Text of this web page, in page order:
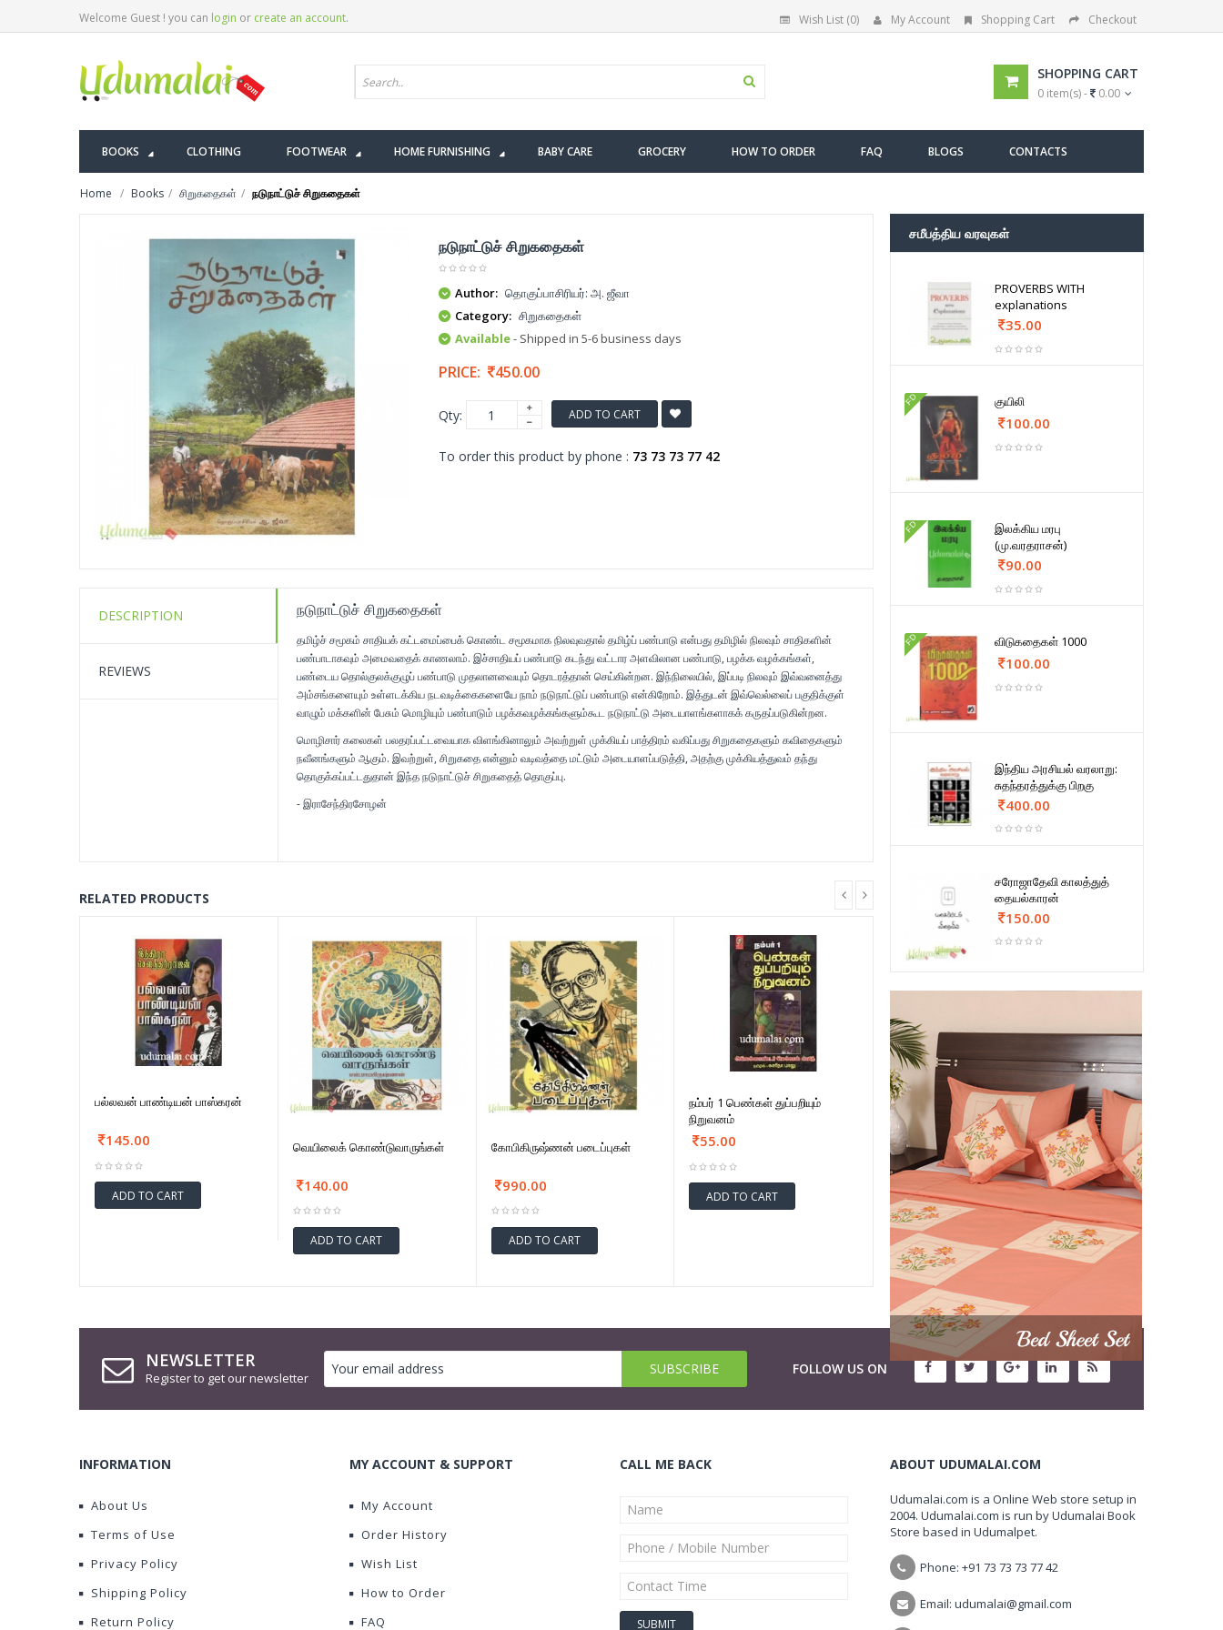
Welcome Guest ! you can login or create an account. Wish List (0) My Account Shopping Cart Checkout
SHOPPING CART
0 item(s) - 0.00
BOOKS CLOTHING FOOTWEAR HOME FURNISHING BABY CARE GROCERY HOW TO ORDER FAQ BLOGS CONTACTS
Home Books சிறுகதைகள் நடுநாட்டுச் சிறுகதைகள்
நடுநாட்டுச் சிறுகதைகள்
Author: தொகுப்பாசிரியர்: அ. ஜீவா
Category: சிறுகதைகள்
Available- Shipped in 5-6 business days
PRICE: 450.00
Qty: ADD TO CART
To order this product by phone : 73 73 73 77 42
DESCRIPTION
REVIEWS
நடுநாட்டுச் சிறுகதைகள்
தமிழ்ச் சமூகம் சாதியக் கட்டமைப்பைக் கொண்ட சமூகமாக நிலவுவதால் தமிழ்ப் பண்பாடு என்பது தமிழில் நிலவும் சாதிகளின்
பண்பாடாகவும் அமைவதைக் காணலாம். இச்சாதியப் பண்பாடு கடந்து வட்டார அளவிலான பண்பாடு, பழக்க வழக்கங்கள்,
பண்டைய தொல்குலக்குழுப் பண்பாடு முதலானவையும் தொடரத்தான் செய்கின்றன. இந்நிலையில், இப்படி நிலவும் இவ்வனைத்து
அம்சங்களையும் உள்ளடக்கிய நடவடிக்கைகளையே நாம் நடுநாட்டுப் பண்பாடு என்கிறோம். இத்துடன் இவ்வெல்லைப் பகுதிக்குள்
வாழும் மக்களின் பேசும் மொழியும் பண்பாடும் பழக்கவழக்கங்களும்கூட நடுநாட்டு அடையாளங்களாகக் கருதப்படுகின்றன.
மொழிசார் கலைகள் பலதரப்பட்டவையாக விளங்கினாலும் அவற்றுள் முக்கியப் பாத்திரம் வகிப்பது சிறுகதைகளும் கவிதைகளும்
நவீனங்களும் ஆகும். இவற்றுள், சிறுகதை என்னும் வடிவத்தை மட்டும் அடையாளப்படுத்தி, அதற்கு முக்கியத்துவம் தந்து
தொகுக்கப்பட்டதுதான் இந்த நடுநாட்டுச் சிறுகதைத் தொகுப்பு.
- இராசேந்திரசோழன்
RELATED PRODUCTS
பல்லவன் பாண்டியன் பாஸ்கரன்
145.00
ADD TO CART
வெயிலைக் கொண்டுவாருங்கள்
140.00
ADD TO CART
கோபிகிருஷ்ணன் படைப்புகள்
990.00
ADD TO CART
நம்பர் 1 பெண்கள் துப்பறியும்
நிறுவனம்
55.00
ADD TO CART
சமீபத்திய வரவுகள்
PROVERBS WITH
explanations
35.00
FD குயிலி
100.00
FD
இலக்கிய மரபு
(மு.வரதராசன்)
90.00
FD விடுகதைகள் 1000
100.00
இந்திய அரசியல் வரலாறு:
சுதந்தரத்துக்கு பிறகு
400.00
சரோஜாதேவி காலத்துத்
தையல்காரன்
150.00
NEWSLETTER
Register to get our newsletter
FOLLOW US ON
INFORMATION
About Us
Terms of Use
Privacy Policy
Shipping Policy
Return Policy
MY ACCOUNT & SUPPORT
My Account
Order History
Wish List
How to Order
FAQ
CALL ME BACK ABOUT UDUMALAI.COM
Udumalai.com is a Online Web store setup in
2004. Udumalai.com is run by Udumalai Book
Store based in Udumalpet.
Phone: +91 73 73 73 77 42
Email: udumalai@gmail.com